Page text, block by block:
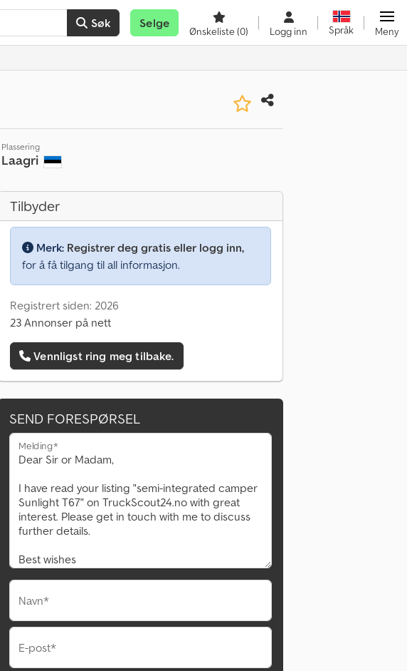
Søk Selge
Ønskeliste(0) Logg inn Språk Meny
Plassering
Laagri
Tilbyder
Merk: Registrer deg gratis eller logg inn,
for å få tilgang til all informasjon.
Registrert siden: 2026
23 Annonser på nett
Vennligst ring meg tilbake.
SEND FORESPØRSEL
Melding*
Navn*
E-post*